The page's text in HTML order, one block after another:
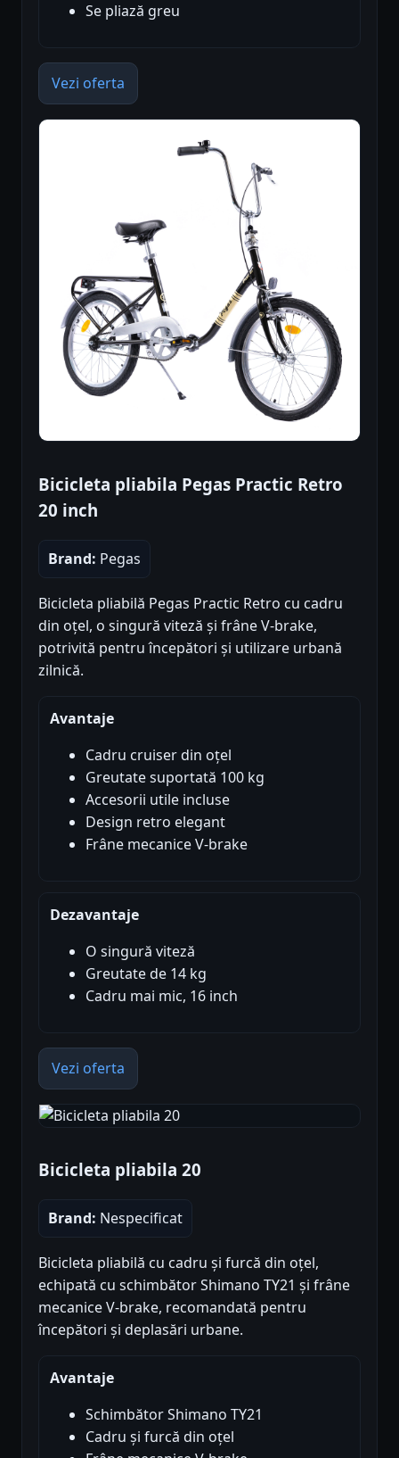
Se pliază greu
Vezi oferta
Bicicleta pliabila Pegas Practic Retro
20 inch
Brand: Pegas
Bicicleta pliabilă Pegas Practic Retro cu cadru
din oțel, o singură viteză și frâne V-brake,
potrivită pentru începători și utilizare urbană
zilnică.
Avantaje
Cadru cruiser din oțel
Greutate suportată 100 kg
Accesorii utile incluse
Design retro elegant
Frâne mecanice V-brake
Dezavantaje
O singură viteză
Greutate de 14 kg
Cadru mai mic, 16 inch
Vezi oferta
Bicicleta pliabila 20
Brand: Nespecificat
Bicicleta pliabilă cu cadru și furcă din oțel,
echipată cu schimbător Shimano TY21 și frâne
mecanice V-brake, recomandată pentru
începători și deplasări urbane.
Avantaje
Schimbător Shimano TY21
Cadru și furcă din oțel